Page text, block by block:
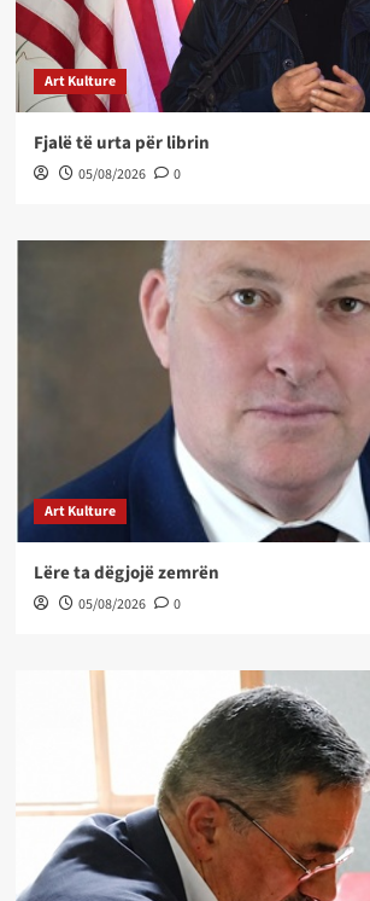
Art Kulture
Fjalë të urta për librin
05/08/2026 0
Art Kulture
Lëre ta dëgjojë zemrën
05/08/2026 0